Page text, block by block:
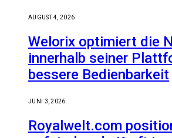
AUGUST 4, 2026
Welorix optimiert die
innerhalb seiner
bessere Bedienbarkeit
JUNI 3, 2026
Royalwelt.com